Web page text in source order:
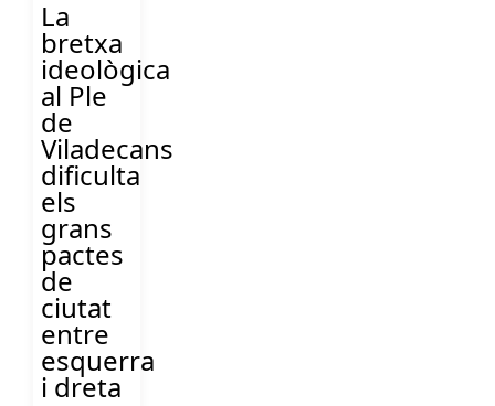
La
bretxa
ideològica
al Ple
de
Viladecans
dificulta
els
grans
pactes
de
ciutat
entre
esquerra
i dreta